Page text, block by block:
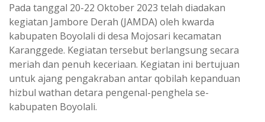
Pada tanggal 20-22 Oktober 2023 telah diadakan
kegiatan Jambore Derah (JAMDA) oleh kwarda
kabupaten Boyolali di desa Mojosari kecamatan
Karanggede. Kegiatan tersebut berlangsung secara
meriah dan penuh keceriaan. Kegiatan ini bertujuan
untuk ajang pengakraban antar qobilah kepanduan
hizbul wathan detara pengenal-penghela se-
kabupaten Boyolali.